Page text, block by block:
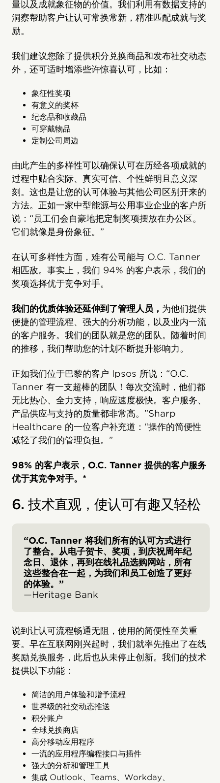
量以及成就象征物的价值。我们利用有数据支持的
洞察帮助客户让认可常换常新，精准匹配成就与奖
励。
我们建议您除了提供积分兑换商品和发布社交动态
外，还可适时增添些许惊喜认可，比如：
象征性奖项
有意义的奖杯
纪念品和收藏品
可穿戴物品
定制公司周边
由此产生的多样性可以确保认可在历经各项成就的
过程中贴合实际、真实可信、个性鲜明且意义深
刻。这也是让您的认可体验与其他公司区别开来的
方法。正如一家中型能源与公用事业企业的客户所
说：“员工们会自豪地把定制奖项摆放在办公区。
它们就像是身份象征。”
在认可多样性方面，难有公司能与 O.C. Tanner
相匹敌。事实上，我们 94% 的客户表示，我们的
奖项选择优于竞争对手。
我们的优质体验还延伸到了管理人员， 为他们提供
便捷的管理流程、强大的分析功能，以及业内一流
的客户服务。我们的团队就是您的团队。随着时间
的推移，我们帮助您的计划不断提升影响力。
正如我们位于巴黎的客户 Ipsos 所说：“O.C.
Tanner 有一支超棒的团队！每次交流时，他们都
无比热心、全力支持，响应速度极快。客户服务、
产品供应与支持的质量都非常高。”Sharp
Healthcare 的一位客户补充道：“操作的简便性
减轻了我们的管理负担。”
98% 的客户表示，O.C. Tanner 提供的客户服务
优于其竞争对手。*
6. 技术直观，使认可有趣又轻松
“O.C. Tanner 将我们所有的认可方式进行
了整合。从电子贺卡、奖项，到庆祝周年纪
念日、退休，再到在线礼品选购网站，所有
这些整合在一起，为我们和员工创造了更好
的体验。”
—Heritage Bank
说到让认可流程畅通无阻，使用的简便性至关重
要。早在互联网刚兴起时，我们就率先推出了在线
奖励兑换服务，此后也从未停止创新。我们的技术
提供以下功能：
简洁的用户体验和赠予流程
世界级的社交动态推送
积分账户
全球兑换商店
高分移动应用程序
一流的应用程序编程接口与插件
强大的分析和管理工具
集成 Outlook、Teams、Workday、